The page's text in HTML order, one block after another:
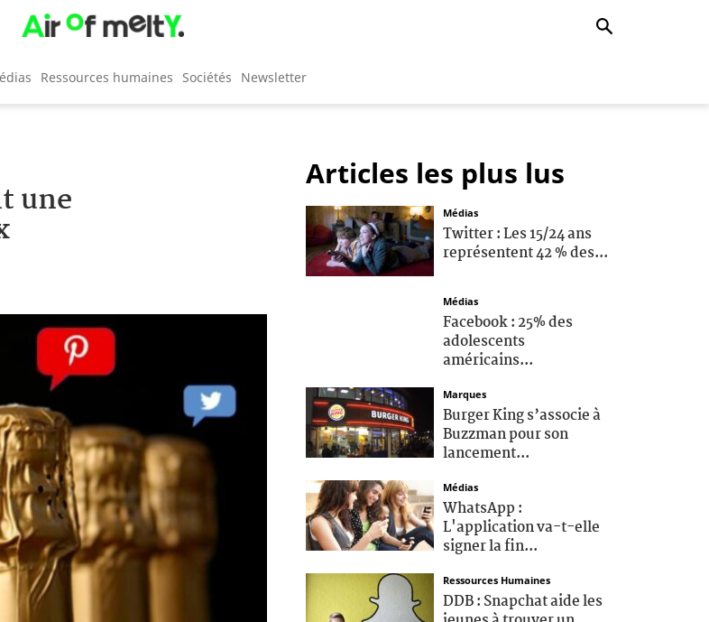
Ressources humaines Sociétés Newsletter
une
Articles les plus lus
Médias
Twitter : Les 15/24 ans
représentent 42 % des...
Médias
Facebook : 25% des
adolescents
américains...
Marques
Burger King s’associe à
Buzzman pour son
lancement...
Médias
WhatsApp :
L'application va-t-elle
signer la fin...
Ressources Humaines
DDB : Snapchat aide les